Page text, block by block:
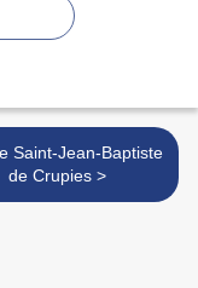
Saint-Jean-Baptiste
de Crupies >